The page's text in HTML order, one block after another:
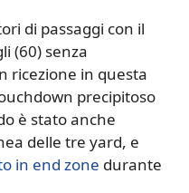
di passaggi con il
(60) senza
ricezione in questa
precipitoso
è stato anche
delle tre yard, e
in end zone durante